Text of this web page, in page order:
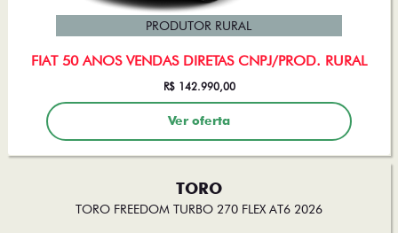
FIAT 50 ANOS VENDAS DIRETAS CNPJ/PROD. RURAL
PRODUTOR RURAL
R$ 142.990,00
Ver oferta
TORO
TORO FREEDOM TURBO 270 FLEX AT6 2026